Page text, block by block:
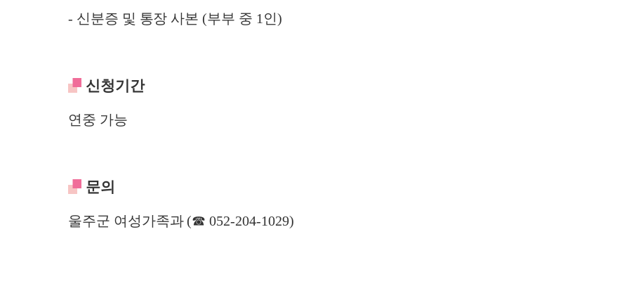
- 신분증 및 통장 사본 (부부 중 1인)
신청기간
연중 가능
문의
울주군 여성가족과 (☎ 052-204-1029)